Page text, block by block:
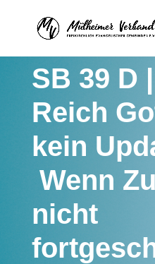
SB 39 D
Reich
kein
Wenn
nicht